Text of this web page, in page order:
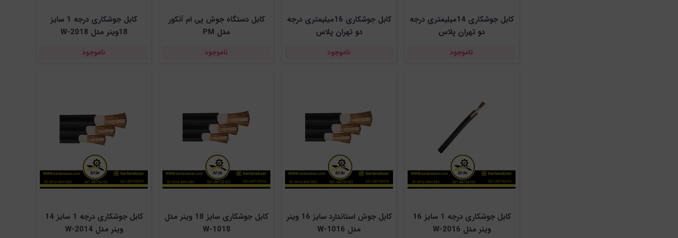
کابل جوشکاری 14میلیمتری درجه
دو تهران پلاس
ناموجود
کابل جوشکاری 16میلیمتری درجه
دو تهران پلاس
ناموجود
کابل دستگاه جوش پی ام آنکور
مدل PM
ناموجود
کابل جوشکاری درجه 1 سایز
18وینر مدل W-2018
ناموجود
کابل جوشکاری درجه 1 سایز 16
وینر مدل W-2016
کابل جوش استاندارد سایز 16 وینر
مدل W-1016
کابل جوشکاری سایز 18 وینر مدل
W-1018
کابل جوشکاری درجه 1 سایز 14
وینر مدل W-2014